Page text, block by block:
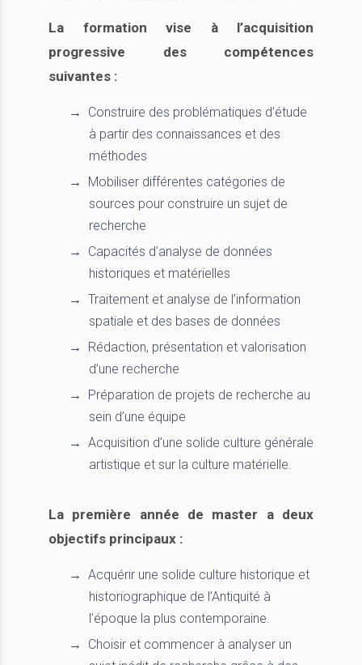
La formation vise à l’acquisition
progressive des compétences
suivantes :
Construire des problématiques d’étude
à partir des connaissances et des
méthodes
Mobiliser différentes catégories de
sources pour construire un sujet de
recherche
Capacités d’analyse de données
historiques et matérielles
Traitement et analyse de l’information
spatiale et des bases de données
Rédaction, présentation et valorisation
d’une recherche
Préparation de projets de recherche au
sein d’une équipe
Acquisition d’une solide culture générale
artistique et sur la culture matérielle.
La première année de master a deux
objectifs principaux :
Acquérir une solide culture historique et
historiographique de l’Antiquité à
l’époque la plus contemporaine.
Choisir et commencer à analyser un